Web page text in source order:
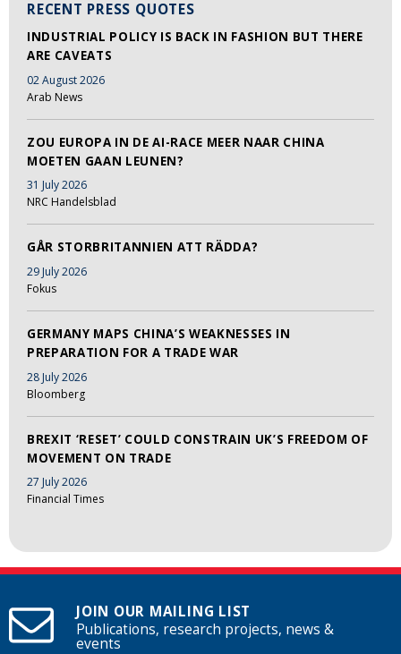
RECENT PRESS QUOTES
INDUSTRIAL POLICY IS BACK IN FASHION BUT THERE
ARE CAVEATS
02 August 2026
Arab News
ZOU EUROPA IN DE AI-RACE MEER NAAR CHINA
MOETEN GAAN LEUNEN?
31 July 2026
NRC Handelsblad
GÅR STORBRITANNIEN ATT RÄDDA?
29 July 2026
Fokus
GERMANY MAPS CHINA’S WEAKNESSES IN
PREPARATION FOR A TRADE WAR
28 July 2026
Bloomberg
BREXIT ‘RESET’ COULD CONSTRAIN UK’S FREEDOM OF
MOVEMENT ON TRADE
27 July 2026
Financial Times
JOIN OUR MAILING LIST
Publications, research projects, news &
events